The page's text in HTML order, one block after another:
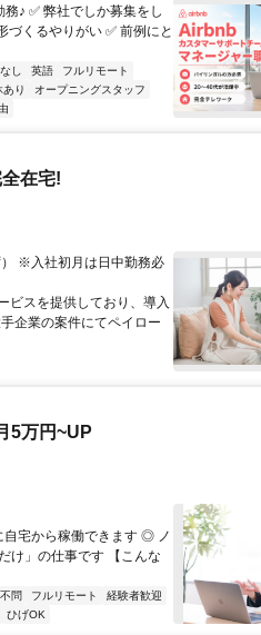
♪ ✅ 弊社でしか募集をし
くるやりがい ✅ 前例にと
し 英語
フルリモート
あり
オープニングスタッフ
在宅!
※入社初月は日中勤務必
スを提供しており、導入
企業の案件にてペイロー
5万円~UP
宅から稼働できます ◎ ノ
け」の仕事です 【こんな
問 フルリモート
経験者歓迎
ひげOK